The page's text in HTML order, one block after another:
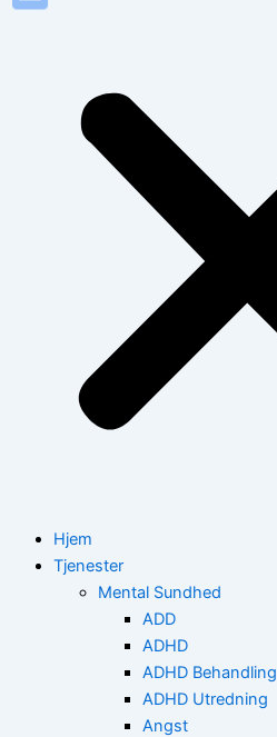
Hjem
Tjenester
Mental Sundhed
ADD
ADHD
ADHD Behandling
ADHD Utredning
Angst